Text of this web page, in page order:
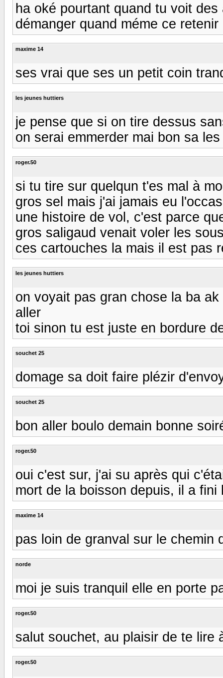
ha oké pourtant quand tu voit
démanger quand méme ce
maxime 14
ses vrai que ses un petit coin
les jeunes huttiers
je pense que si on tire dessus
on serai emmerder mai bon sa
roger.50
si tu tire sur quelqun t'es mal à
gros sel mais j'ai jamais eu
une histoire de vol, c'est parce
gros saligaud venait voler les
ces cartouches la mais il est pas
les jeunes huttiers
on voyait pas gran chose la ba
aller
toi sinon tu est juste en bordure
souchet 25
domage sa doit faire plézir
souchet 25
bon aller boulo demain bonne
roger.50
oui c'est sur, j'ai su après qui
mort de la boisson depuis, il a fini
maxime 14
pas loin de granval sur le chemin
norde
moi je suis tranquil elle en porte
roger.50
salut souchet, au plaisir de te lire
roger.50